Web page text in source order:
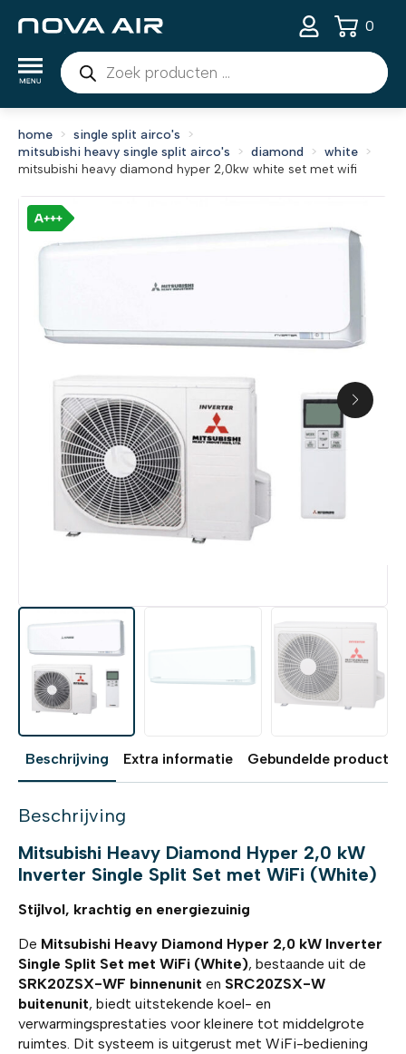
Producten
zoeken
0
home
single split airco's
mitsubishi heavy single split airco's
diamond
white
mitsubishi heavy diamond hyper 2,0kw white set met wifi
Beschrijving Extra informatie Gebundelde producten
Beschrijving
Mitsubishi Heavy Diamond Hyper 2,0 kW
Inverter Single Split Set met WiFi (White)
Stijlvol, krachtig en energiezuinig
De Mitsubishi Heavy Diamond Hyper 2,0 kW Inverter
Single Split Set met WiFi (White), bestaande uit de
SRK20ZSX-WF binnenunit en SRC20ZSX-W
buitenunit, biedt uitstekende koel- en
verwarmingsprestaties voor kleinere tot middelgrote
ruimtes. Dit systeem is uitgerust met WiFi-bediening